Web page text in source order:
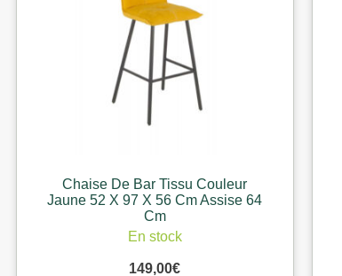
Chaise De Bar Tissu Couleur
Jaune 52 X 97 X 56 Cm Assise 64
Cm
En stock
149,00€